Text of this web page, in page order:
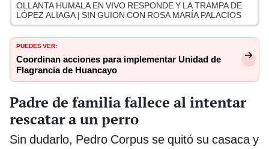
OLLANTA HUMALA EN VIVO RESPONDE Y LA TRAMPA DE
LÓPEZ ALIAGA | SIN GUION CON ROSA MARÍA PALACIOS
PUEDES VER:
Coordinan acciones para implementar Unidad de
Flagrancia de Huancayo
Padre de familia fallece al intentar
rescatar a un perro
Sin dudarlo, Pedro Corpus se quitó su casaca y